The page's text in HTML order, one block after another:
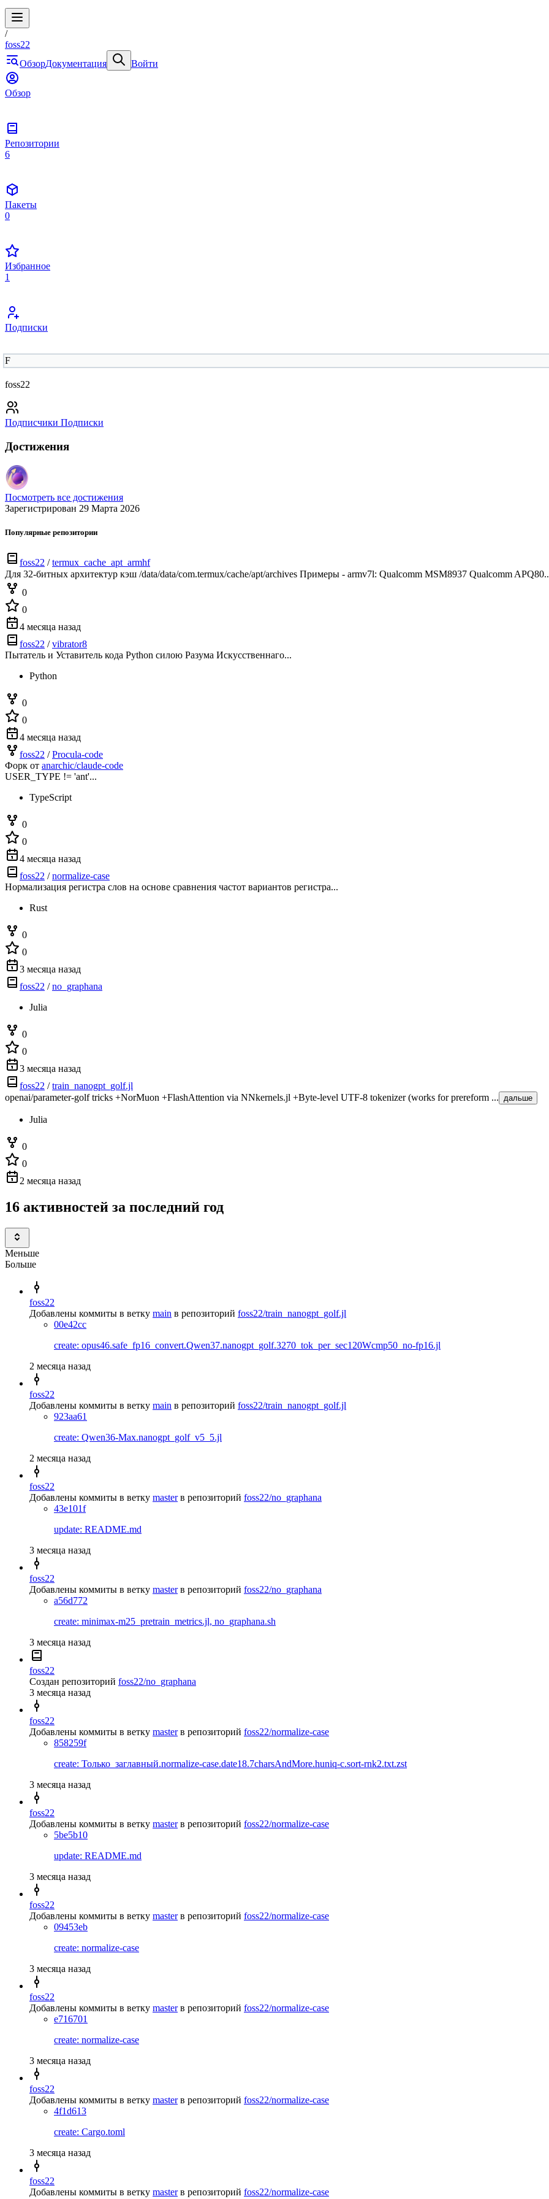
/
foss22
ОбзорДокументация Войти
Обзор
Репозитории
6
Пакеты
0
Избранное
1
Подписки
F
foss22
Подписчики Подписки
Достижения
Посмотреть все достижения
Зарегистрирован 29 Марта 2026
Популярные репозитории
foss22 /termux_cache_apt_armhf
Для 32-битных архитектур кэш /data/data/com.termux/cache/apt/archives Примеры - armv7l: Qualcomm MSM8937 Qualcomm
0
0
4 месяца назад
foss22 /vibrator8
Пытатель и Уставитель кода Python силою Разума Искусственнаго...
Python
0
0
4 месяца назад
foss22 /Procula-code
Форк от anarchic/claude-code
USER_TYPE != 'ant'...
TypeScript
0
0
4 месяца назад
foss22 /normalize-case
Нормализация регистра слов на основе сравнения частот вариантов регистра...
Rust
0
0
3 месяца назад
foss22 /no_graphana
Julia
0
0
3 месяца назад
foss22 /train_nanogpt_golf.jl
openai/parameter-golf tricks +NorMuon +FlashAttention via NNkernels.jl +Byte-level UTF-8 tokenizer (works for prereform ... дальше
Julia
0
0
2 месяца назад
16 активностей за последний год
Меньше
Больше
foss22
Добавлены коммиты в ветку main в репозиторий foss22/train_nanogpt_golf.jl
00e42cc
create: opus46.safe_fp16_convert.Qwen37.nanogpt_golf.3270_tok_per_sec120Wcmp50_no-fp16.jl
2 месяца назад
foss22
Добавлены коммиты в ветку main в репозиторий foss22/train_nanogpt_golf.jl
923aa61
create: Qwen36-Max.nanogpt_golf_v5_5.jl
2 месяца назад
foss22
Добавлены коммиты в ветку master в репозиторий foss22/no_graphana
43e101f
update: README.md
3 месяца назад
foss22
Добавлены коммиты в ветку master в репозиторий foss22/no_graphana
a56d772
create: minimax-m25_pretrain_metrics.jl, no_graphana.sh
3 месяца назад
foss22
Создан репозиторий foss22/no_graphana
3 месяца назад
foss22
Добавлены коммиты в ветку master в репозиторий foss22/normalize-case
858259f
create: Только_заглавный.normalize-case.date18.7charsAndMore.huniq-c.sort-rnk2.txt.zst
3 месяца назад
foss22
Добавлены коммиты в ветку master в репозиторий foss22/normalize-case
5be5b10
update: README.md
3 месяца назад
foss22
Добавлены коммиты в ветку master в репозиторий foss22/normalize-case
09453eb
create: normalize-case
3 месяца назад
foss22
Добавлены коммиты в ветку master в репозиторий foss22/normalize-case
e716701
create: normalize-case
3 месяца назад
foss22
Добавлены коммиты в ветку master в репозиторий foss22/normalize-case
4f1d613
create: Cargo.toml
3 месяца назад
foss22
Добавлены коммиты в ветку master в репозиторий foss22/normalize-case